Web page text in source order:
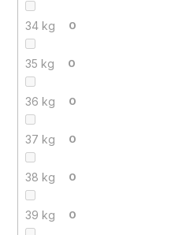
34 kg 0
35 kg 0
36 kg 0
37 kg 0
38 kg 0
39 kg 0